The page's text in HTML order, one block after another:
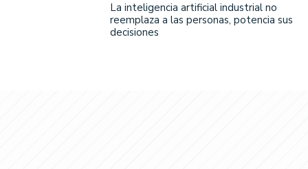
La inteligencia artificial industrial no
reemplaza a las personas, potencia sus
decisiones